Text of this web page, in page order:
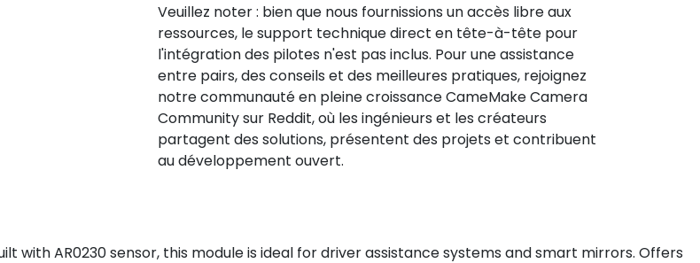
Veuillez noter : bien que nous fournissions un accès libre aux
ressources, le support technique direct en tête-à-tête pour
l'intégration des pilotes n'est pas inclus. Pour une assistance
entre pairs, des conseils et des meilleures pratiques, rejoignez
notre communauté en pleine croissance CameMake Camera
Community sur Reddit, où les ingénieurs et les créateurs
partagent des solutions, présentent des projets et contribuent
au développement ouvert.
with AR0230 sensor, this module is ideal for driver assistance systems and smart mirrors. Offers